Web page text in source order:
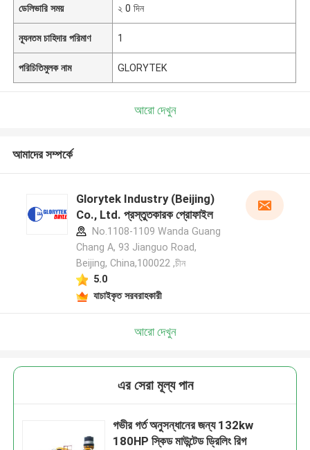
ডেলিভারি সময় ২ 0 দিন
ন্যূনতম চাহিদার পরিমাণ 1
পরিচিতিমুলক নাম GLORYTEK
আরো দেখুন
আমাদের সম্পর্কে
Glorytek Industry (Beijing)
Co., Ltd. প্রস্তুতকারক প্রোফাইল
No.1108-1109 Wanda Guang
Chang A, 93 Jianguo Road,
Beijing, China,100022 ,চীন
5.0
যাচাইকৃত সরবরাহকারী
আরো দেখুন
এর সেরা মূল্য পান
গভীর গর্ত অনুসন্ধানের জন্য 132kw
180HP স্কিড মাউন্টেড ড্রিলিং রিগ